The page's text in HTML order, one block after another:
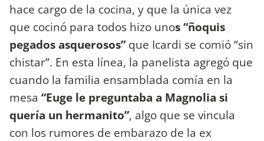
hace cargo de la cocina, y que la única vez
que cocinó para todos hizo unos “ñoquis
pegados asquerosos”que Icardi se comió “sin
chistar”. En esta línea, la panelista agregó que
cuando la familia ensamblada comía en la
mesa “Euge le preguntaba a Magnolia si
quería un hermanito”, algo que se vincula
con los rumores de embarazo de la ex